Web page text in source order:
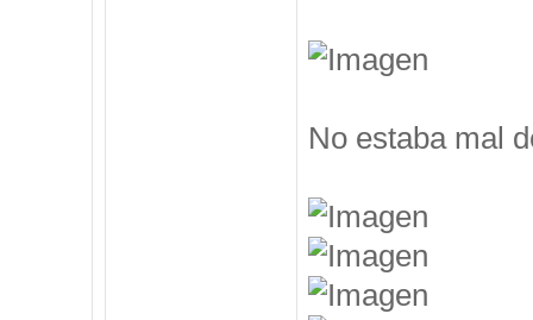
No estaba mal